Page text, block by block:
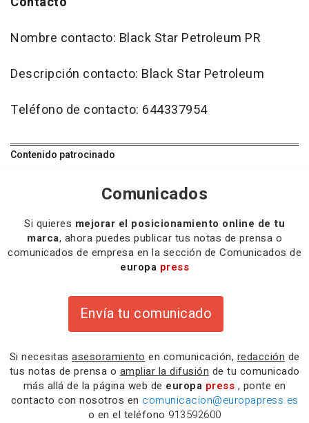
Nombre contacto: Black Star Petroleum PR
Descripción contacto: Black Star Petroleum
Teléfono de contacto: 644337954
Contenido patrocinado
Comunicados
Si quieres mejorar el posicionamiento online de tu
marca, ahora puedes publicar tus notas de prensa o
comunicados de empresa en la sección de Comunicados de
europa press
Envía tu comunicado
Si necesitas asesoramiento en comunicación, redacción de
tus notas de prensa o ampliar la difusión de tu comunicado
más allá de la página web de europa press , ponte en
contacto con nosotros en comunicacion@europapress.es
o en el teléfono 913592600